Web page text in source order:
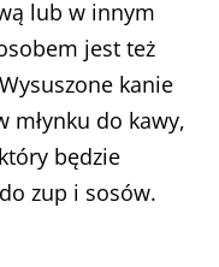
lub w innym
jest też
kanie
młynku do kawy,
będzie
zup i sosów.